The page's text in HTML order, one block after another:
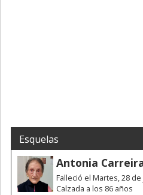
Esquelas
Antonia
Falleció el Martes, 28
Calzada a los 86 años